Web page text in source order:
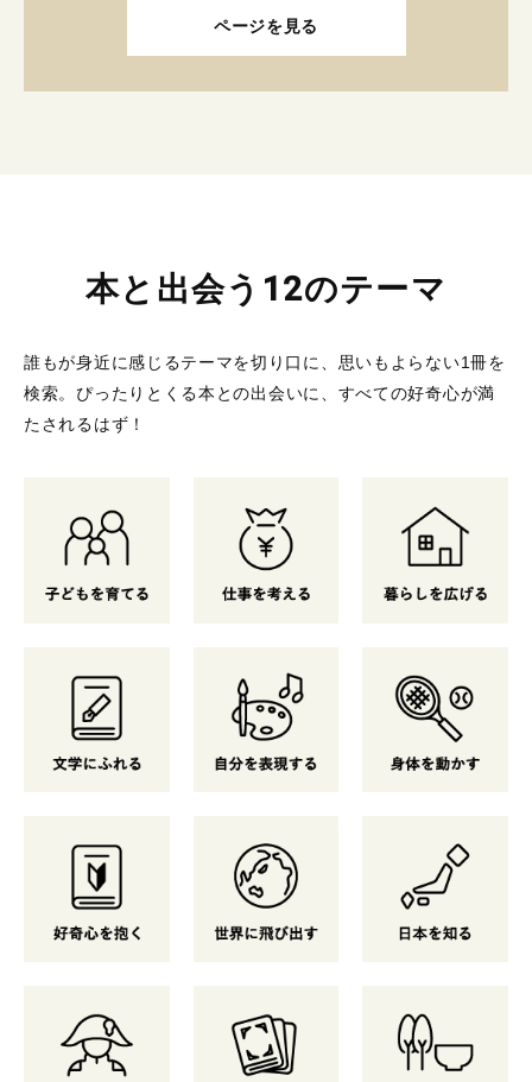
ページを見る
本と出会う12のテーマ
誰もが身近に感じるテーマを切り口に、思いもよらない1冊を
検索。 ぴったりとくる本との出会いに、すべての好奇心が満
たされるはず！